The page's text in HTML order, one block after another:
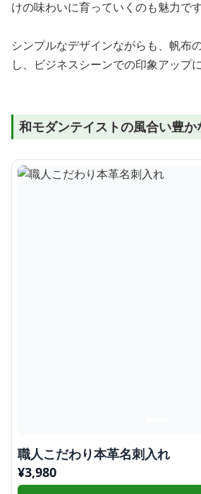
けの味わいに育っていくのも魅力です
シンプルなデザインながらも、帆布
し、ビジネスシーンでの印象アップ
和モダンテイストの風合い豊
職人こだわり本革名刺入れ
¥3,980